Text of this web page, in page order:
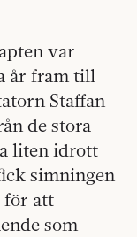
var
år fram till
Staffan
de stora
liten idrott
simningen
för att
som